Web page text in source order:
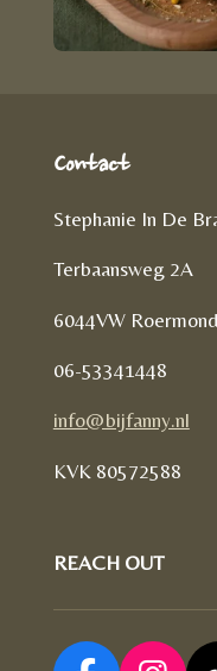
Contact
Stephanie In De
Terbaansweg 2A
6044VW Roermond
06-53341448
info@bijfanny.nl
KVK 80572588
REACH OUT